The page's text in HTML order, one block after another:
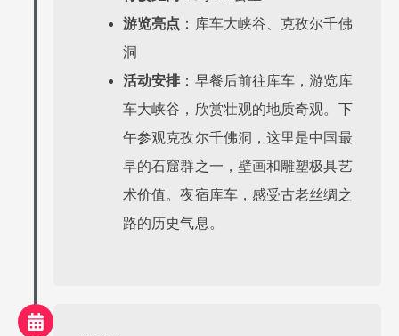
游览亮点 ：库车大峡谷、克孜尔千佛
洞
活动安排：早餐后前往库车，游览库
车大峡谷，欣赏壮观的地质奇观。下
午参观克孜尔千佛洞，这里是中国最
早的石窟群之一，壁画和雕塑极具艺
术价值。夜宿库车，感受古老丝绸之
路的历史气息。